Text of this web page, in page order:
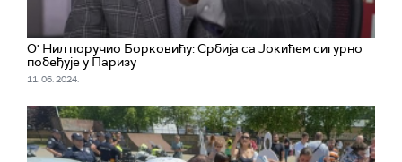
O' Нил поручио Борковићу: Србија са Јокићем сигурно
побеђује у Паризу
11. 06. 2024.